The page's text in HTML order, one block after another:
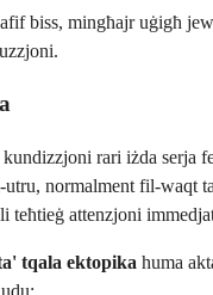
biss, mingħajr uġigħ
rari iżda serja
utru, normalment fil-waqt
teħtieġ attenzjoni
tqala ektopika huma